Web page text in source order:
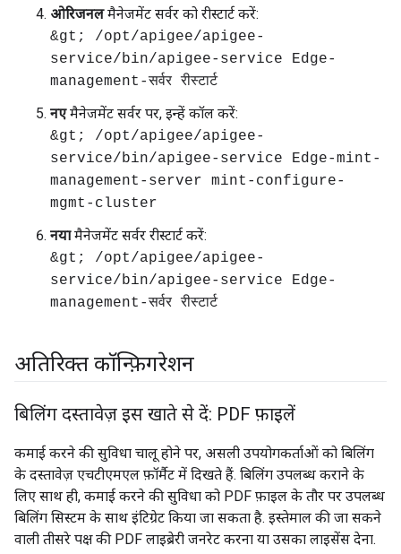
ओरिजनलमैनेजमेंट सर्वर को रीस्टार्ट करें:
&gt; /opt/apigee/apigee-
service/bin/apigee-service Edge-
management-सर्वर रीस्टार्ट
नएमैनेजमेंट सर्वर पर, इन्हें कॉल करें:
&gt; /opt/apigee/apigee-
service/bin/apigee-service Edge-mint-
management-server mint-configure-
mgmt-cluster
नयामैनेजमेंट सर्वर रीस्टार्ट करें:
&gt; /opt/apigee/apigee-
service/bin/apigee-service Edge-
management-सर्वर रीस्टार्ट
अतिरिक्त कॉन्फ़िगरेशन
बिलिंग दस्तावेज़ इस खाते से दें: PDF फ़ाइलें
कमाई करने की सुविधा चालू होने पर, असली उपयोगकर्ताओं को बिलिंग
के दस्तावेज़ एचटीएमएल फ़ॉर्मैट में दिखते हैं. बिलिंग उपलब्ध कराने के
लिए साथ ही, कमाई करने की सुविधा को PDF फ़ाइल के तौर पर उपलब्ध
बिलिंग सिस्टम के साथ इंटिग्रेट किया जा सकता है. इस्तेमाल की जा सकने
वाली तीसरे पक्ष की PDF लाइब्रेरी जनरेट करना या उसका लाइसेंस देना.